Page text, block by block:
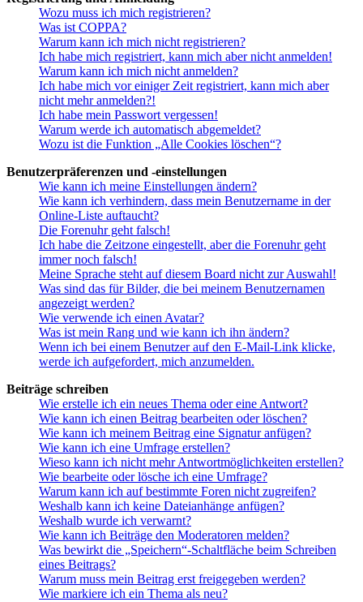
Wozu muss ich mich registrieren?
Was ist COPPA?
Warum kann ich mich nicht registrieren?
Ich habe mich registriert, kann mich aber nicht anmelden!
Warum kann ich mich nicht anmelden?
Ich habe mich vor einiger Zeit registriert, kann mich aber
nicht mehr anmelden?!
Ich habe mein Passwort vergessen!
Warum werde ich automatisch abgemeldet?
Wozu ist die Funktion „Alle Cookies löschen“?
Benutzerpräferenzen und -einstellungen
Wie kann ich meine Einstellungen ändern?
Wie kann ich verhindern, dass mein Benutzername in der
Online-Liste auftaucht?
Die Forenuhr geht falsch!
Ich habe die Zeitzone eingestellt, aber die Forenuhr geht
immer noch falsch!
Meine Sprache steht auf diesem Board nicht zur Auswahl!
Was sind das für Bilder, die bei meinem Benutzernamen
angezeigt werden?
Wie verwende ich einen Avatar?
Was ist mein Rang und wie kann ich ihn ändern?
Wenn ich bei einem Benutzer auf den E-Mail-Link klicke,
werde ich aufgefordert, mich anzumelden.
Beiträge schreiben
Wie erstelle ich ein neues Thema oder eine Antwort?
Wie kann ich einen Beitrag bearbeiten oder löschen?
Wie kann ich meinem Beitrag eine Signatur anfügen?
Wie kann ich eine Umfrage erstellen?
Wieso kann ich nicht mehr Antwortmöglichkeiten erstellen?
Wie bearbeite oder lösche ich eine Umfrage?
Warum kann ich auf bestimmte Foren nicht zugreifen?
Weshalb kann ich keine Dateianhänge anfügen?
Weshalb wurde ich verwarnt?
Wie kann ich Beiträge den Moderatoren melden?
Was bewirkt die „Speichern“-Schaltfläche beim Schreiben
eines Beitrags?
Warum muss mein Beitrag erst freigegeben werden?
Wie markiere ich ein Thema als neu?